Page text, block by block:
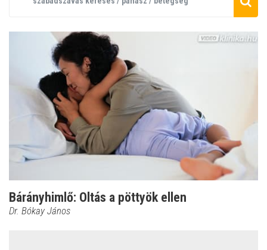
Bárányhimlő: Oltás a pöttyök ellen
Dr. Bókay János